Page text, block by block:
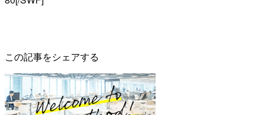
この記事をシェアする